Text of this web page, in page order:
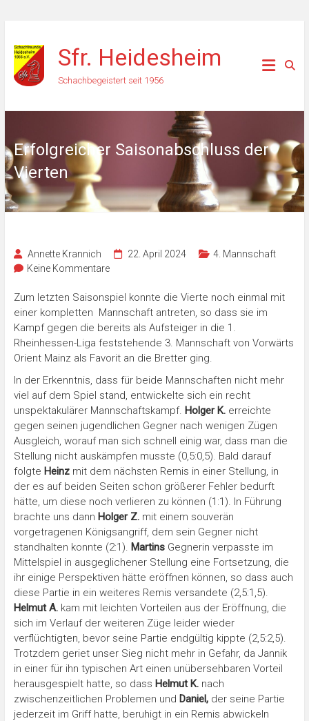
Inhalt
springen
Sfr. Heidesheim
Schachbegeistert seit 1956
Erfolgreicher Saisonabschluss der
Vierten
Annette Krannich 22. April 2024
4. Mannschaft
Keine Kommentare
Zum letzten Saisonspiel konnte die Vierte noch einmal mit
einer kompletten Mannschaft antreten, so dass sie im
Kampf gegen die bereits als Aufsteiger in die 1.
Rheinhessen-Liga feststehende 3. Mannschaft von Vorwärts
Orient Mainz als Favorit an die Bretter ging.
In der Erkenntnis, dass für beide Mannschaften nicht mehr
viel auf dem Spiel stand, entwickelte sich ein recht
unspektakulärer Mannschaftskampf. Holger K.erreichte
gegen seinen jugendlichen Gegner nach wenigen Zügen
Ausgleich, worauf man sich schnell einig war, dass man die
Stellung nicht auskämpfen musste (0,5:0,5). Bald darauf
folgte Heinzmit dem nächsten Remis in einer Stellung, in
der es auf beiden Seiten schon größerer Fehler bedurft
hätte, um diese noch verlieren zu können (1:1). In Führung
brachte uns dann Holger Z.mit einem souverän
vorgetragenen Königsangriff, dem sein Gegner nicht
standhalten konnte (2:1). MartinsGegnerin verpasste im
Mittelspiel in ausgeglichener Stellung eine Fortsetzung, die
ihr einige Perspektiven hätte eröffnen können, so dass auch
diese Partie in ein weiteres Remis versandete (2,5:1,5).
Helmut A.kam mit leichten Vorteilen aus der Eröffnung, die
sich im Verlauf der weiteren Züge leider wieder
verflüchtigten, bevor seine Partie endgültig kippte (2,5:2,5).
Trotzdem geriet unser Sieg nicht mehr in Gefahr, da Jannik
in einer für ihn typischen Art einen unübersehbaren Vorteil
herausgespielt hatte, so dass Helmut K.nach
zwischenzeitlichen Problemen und Daniel, der seine Partie
jederzeit im Griff hatte, beruhigt in ein Remis abwickeln